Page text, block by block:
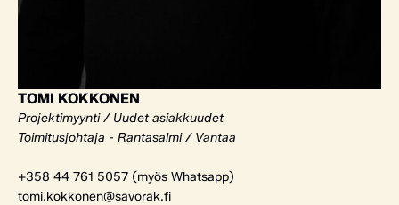
TOMI KOKKONEN
Projektimyynti / Uudet asiakkuudet
Toimitusjohtaja - Rantasalmi / Vantaa
+358 44 761 5057 (myös Whatsapp)
tomi.kokkonen@savorak.fi